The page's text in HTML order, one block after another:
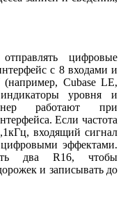
цифровые
с 8 входами и
Cubase LE,
уровня и
работают при
Если частота
входящий сигнал
эффектами.
два R16, чтобы
и записывать до